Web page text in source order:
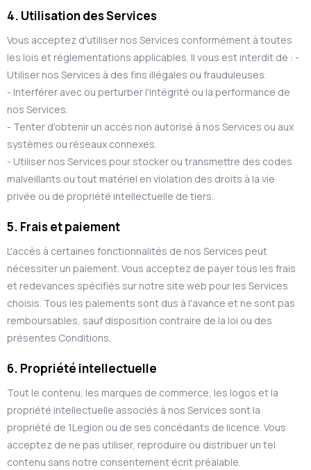
4. Utilisation des Services
Vous acceptez d'utiliser nos Services conformément à toutes
les lois et réglementations applicables. Il vous est interdit de : -
Utiliser nos Services à des fins illégales ou frauduleuses.
- Interférer avec ou perturber l'intégrité ou la performance de
nos Services.
- Tenter d'obtenir un accès non autorisé à nos Services ou aux
systèmes ou réseaux connexes.
- Utiliser nos Services pour stocker ou transmettre des codes
malveillants ou tout matériel en violation des droits à la vie
privée ou de propriété intellectuelle de tiers.
5. Frais et paiement
L'accès à certaines fonctionnalités de nos Services peut
nécessiter un paiement. Vous acceptez de payer tous les frais
et redevances spécifiés sur notre site web pour les Services
choisis. Tous les paiements sont dus à l'avance et ne sont pas
remboursables, sauf disposition contraire de la loi ou des
présentes Conditions.
6. Propriété intellectuelle
Tout le contenu, les marques de commerce, les logos et la
propriété intellectuelle associés à nos Services sont la
propriété de 1Legion ou de ses concédants de licence. Vous
acceptez de ne pas utiliser, reproduire ou distribuer un tel
contenu sans notre consentement écrit préalable.